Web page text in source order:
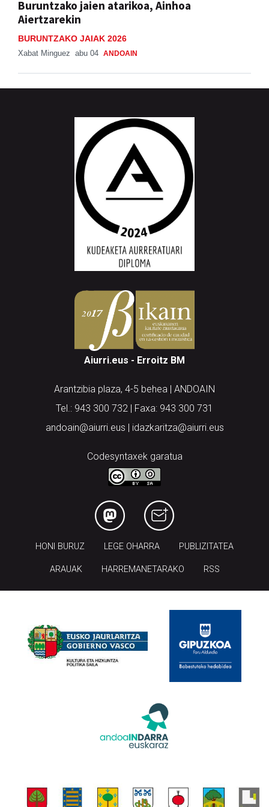
Buruntzako jaien atarikoa, Ainhoa
Aiertzarekin
BURUNTZAKO JAIAK 2026
Xabat Minguez abu 04 ANDOAIN
Aiurri.eus - Erroitz BM
Arantzibia plaza, 4-5 behea | ANDOAIN
Tel.: 943 300 732 | Faxa: 943 300 731
andoain@aiurri.eus | idazkaritza@aiurri.eus
Codesyntaxek garatua
HONI BURUZ LEGE OHARRA PUBLIZITATEA
ARAUAK HARREMANETARAKO RSS